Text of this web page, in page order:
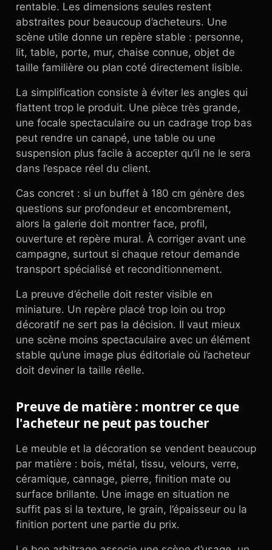
rentable. Les dimensions seules restent
abstraites pour beaucoup d’acheteurs. Une
scène utile donne un repère stable : personne,
lit, table, porte, mur, chaise connue, objet de
taille familière ou plan coté directement lisible.
La simplification consiste à éviter les angles qui
flattent trop le produit. Une pièce très grande,
une focale spectaculaire ou un cadrage trop bas
peut rendre un canapé, une table ou une
suspension plus facile à accepter qu’il ne le sera
dans l’espace réel du client.
Cas concret : si un buffet à 180 cm génère des
questions sur profondeur et encombrement,
alors la galerie doit montrer face, profil,
ouverture et repère mural. À corriger avant une
campagne, surtout si chaque retour demande
transport spécialisé et reconditionnement.
La preuve d’échelle doit rester visible en
miniature. Un repère placé trop loin ou trop
décoratif ne sert pas la décision. Il vaut mieux
une scène moins spectaculaire avec un élément
stable qu’une image plus éditoriale où l’acheteur
doit deviner la taille réelle.
Preuve de matière : montrer ce que
l'acheteur ne peut pas toucher
Le meuble et la décoration se vendent beaucoup
par matière : bois, métal, tissu, velours, verre,
céramique, cannage, pierre, finition mate ou
surface brillante. Une image en situation ne
suffit pas si la texture, le grain, l’épaisseur ou la
finition portent une partie du prix.